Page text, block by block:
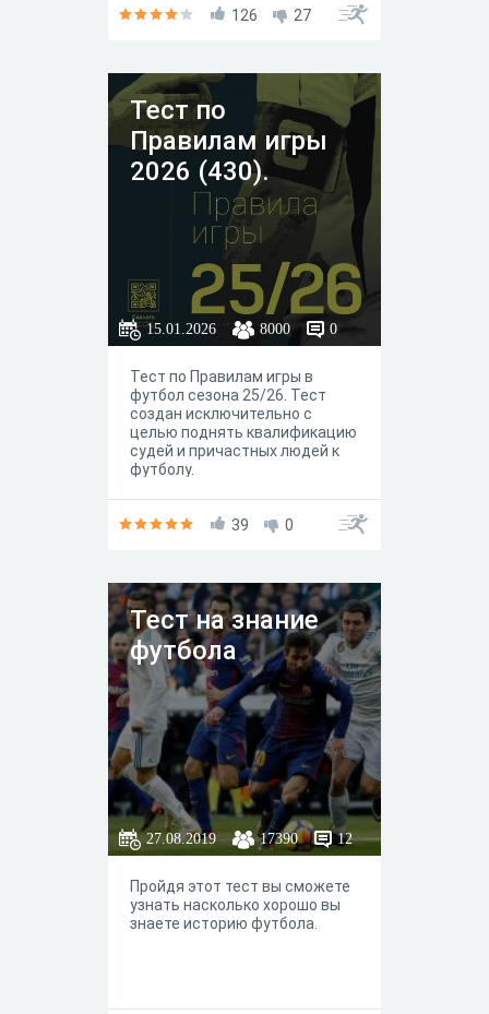
126 27
Тест по
Правилам игры
2026 (430).
15.01.2026 8000 0
Тест по Правилам игры в
футбол сезона 25/26. Тест
создан исключительно с
целью поднять квалификацию
судей и причастных людей к
футболу.
39 0
Тест на знание
футбола
27.08.2019 17390 12
Пройдя этот тест вы сможете
узнать насколько хорошо вы
знаете историю футбола.